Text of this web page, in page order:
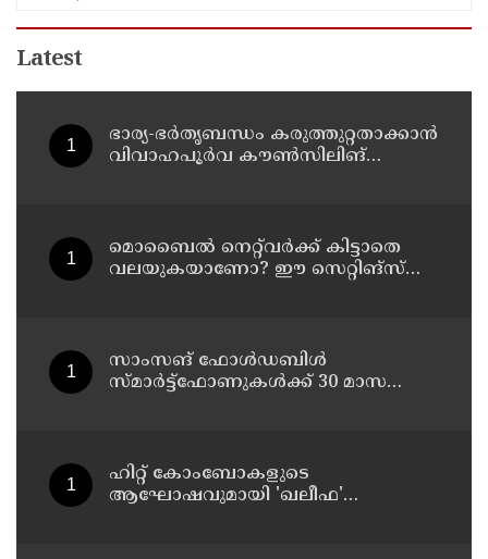
Latest
ഭാര്യ-ഭർതൃബന്ധം കരുത്തുറ്റതാക്കാൻ
വിവാഹപൂർവ കൗൺസിലിങ്
മൊബൈൽ നെറ്റ്‌വർക്ക് കിട്ടാതെ
വലയുകയാണോ? ഈ സെറ്റിങ്‌സ്
സാംസങ് ഫോൾഡബിൾ
സ്മാർട്ട്ഫോണുകൾക്ക് 30 മാസത്തെ
ഹിറ്റ് കോംബോകളുടെ
ആഘോഷവുമായി 'ഖലീഫ'